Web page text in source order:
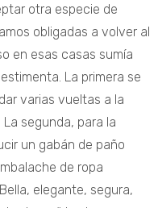
otra especie de
obligadas a volver al
en esas casas sumía
La primera se
varias vueltas a la
segunda, para la
un gabán de paño
de ropa
elegante, segura,